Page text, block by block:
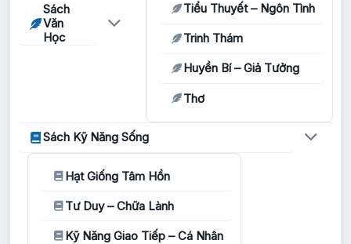
Sách
Văn
Học
Tiểu Thuyết – Ngôn Tình
Trinh Thám
Huyền Bí – Giả Tưởng
Thơ
Sách Kỹ Năng Sống
Hạt Giống Tâm Hồn
Tư Duy – Chữa Lành
Kỹ Năng Giao Tiếp – Cá Nhân